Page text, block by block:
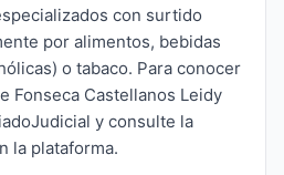
con surtido
por alimentos, bebidas
o tabaco. Para conocer
Fonseca Castellanos Leidy
y consulte la
la plataforma.